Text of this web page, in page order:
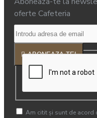
oferte Cafeteria
ABONEAZA-TE!
Am citit şi sunt de acord